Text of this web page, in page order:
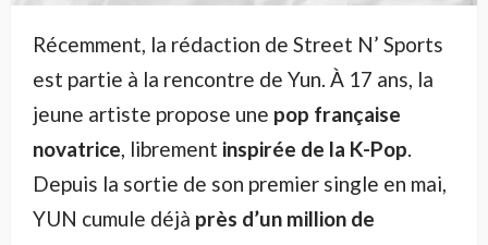
Récemment, la rédaction de Street N’ Sports
est partie à la rencontre de Yun. À 17 ans, la
jeune artiste propose une pop française
novatrice , librement inspirée de la K-Pop
Depuis la sortie de son premier single en mai,
YUN cumule déjà près d’un million de